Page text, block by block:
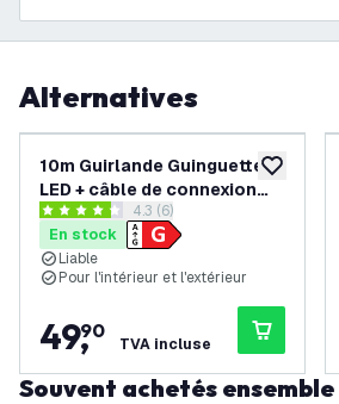
Alternatives
ajouter à
10m Guirlande Guinguette
LED + câble de connexion
3m - IP65 - Liable - Avec 10
lampes LED
ouvrir le tiroir des avis
4.3 étoiles de notation
4.3 (6)
En stock
Liable
Pour l'intérieur et l'extérieur
49,
90
TVA incluse
Souvent achetés ensemble